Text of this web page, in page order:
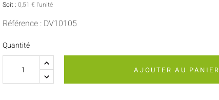
Sauces Et Condiments
Nappes Et Serviettes
Flacons Et Bouteilles
Soit : 0,51 € l'unité
Référence : DV10105
Quantité
AJOUTER AU PANIER